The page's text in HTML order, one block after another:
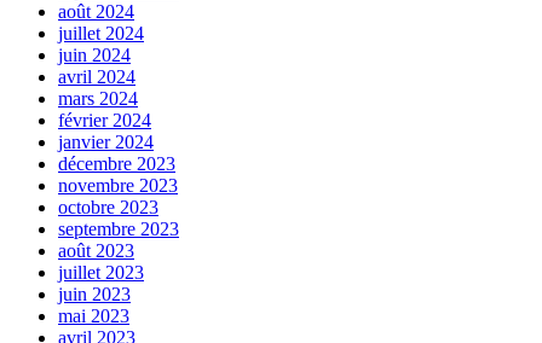
août 2024
juillet 2024
juin 2024
avril 2024
mars 2024
février 2024
janvier 2024
décembre 2023
novembre 2023
octobre 2023
septembre 2023
août 2023
juillet 2023
juin 2023
mai 2023
avril 2023